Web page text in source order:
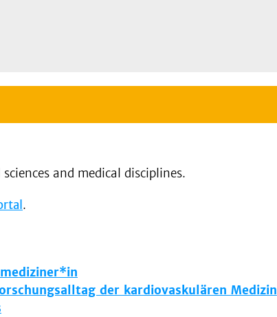
and medical disciplines.
.
der kardiovaskulären Medizin